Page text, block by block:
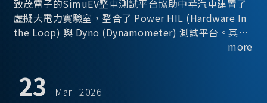
致茂電子的SimuEV整車測試平台協助中華汽車建置了
虛擬大電力實驗室，整合了 Power HIL (Hardware In
the Loop) 與 Dyno (Dynamometer) 測試平台。其中
Power HIL 建立OBC (Onboard Charger) 與 DC/DC轉
馬達待測物重現車輛行駛時的負載工況...
more
23 Mar 2026